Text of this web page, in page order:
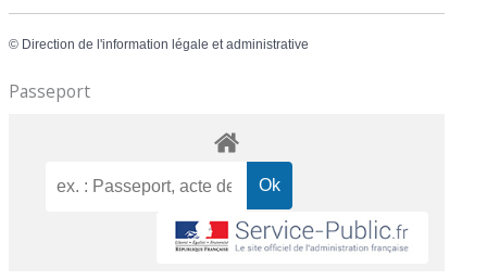
© Direction de l'information légale et administrative
Passeport